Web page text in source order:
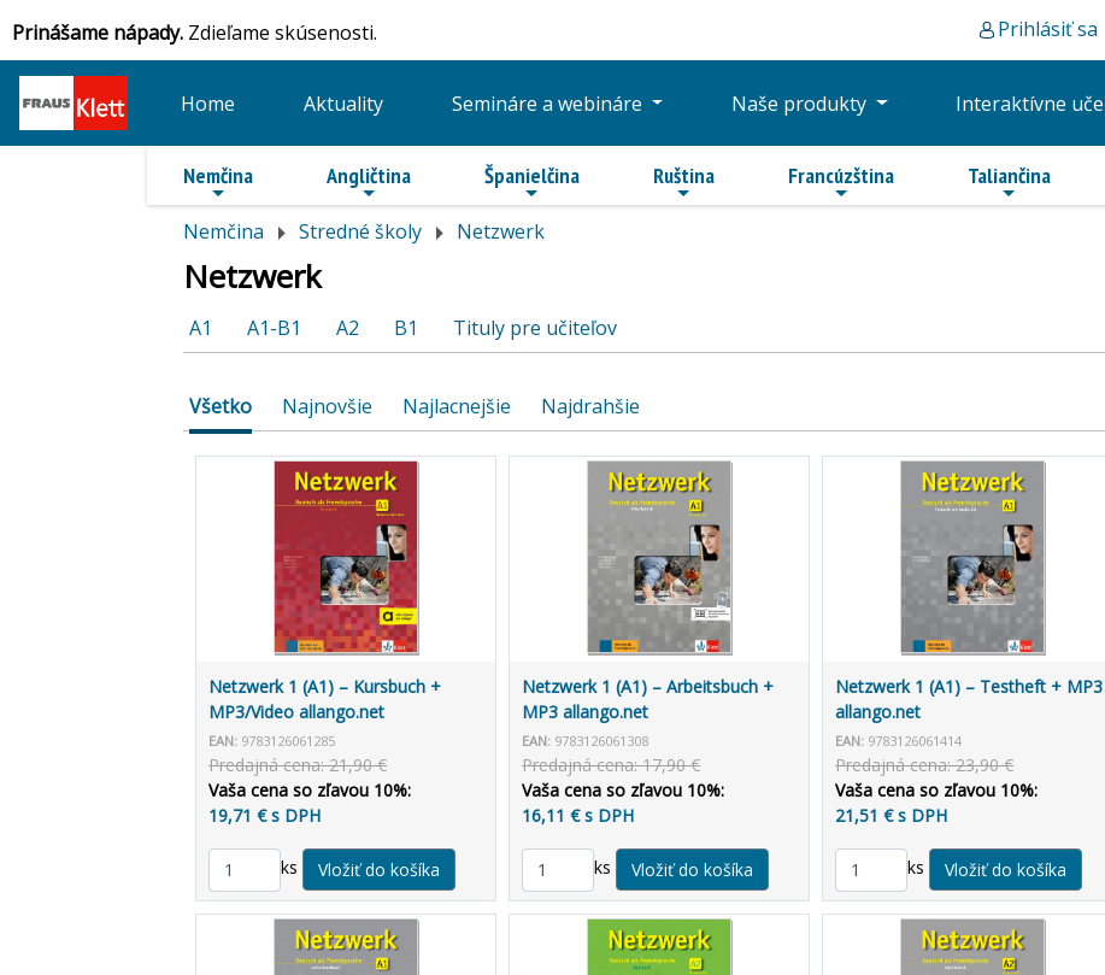
Prinášame nápady. Zdieľame skúsenosti. Prihlásiť sa
Home Aktuality Semináre a webináre Naše produkty Interaktívne
Nemčina Angličtina Španielčina Ruština Francúzština Taliančina
Nemčina Stredné školy Netzwerk
Netzwerk
A1 A1-B1 A2 B1 Tituly pre učiteľov
Všetko Najnovšie Najlacnejšie Najdrahšie
Netzwerk 1 (A1) – Kursbuch +
MP3/Video allango.net
EAN: 9783126061285
Predajná cena: 21,90 €
Vaša cena so zľavou 10%:
19,71 € s DPH
ks
Netzwerk 1 (A1) – Arbeitsbuch +
MP3 allango.net
EAN: 9783126061308
Predajná cena: 17,90 €
Vaša cena so zľavou 10%:
16,11 € s DPH
ks
Netzwerk 1 (A1) – Testheft + MP3
allango.net
EAN: 9783126061414
Predajná cena: 23,90 €
Vaša cena so zľavou 10%:
21,51 € s DPH
ks